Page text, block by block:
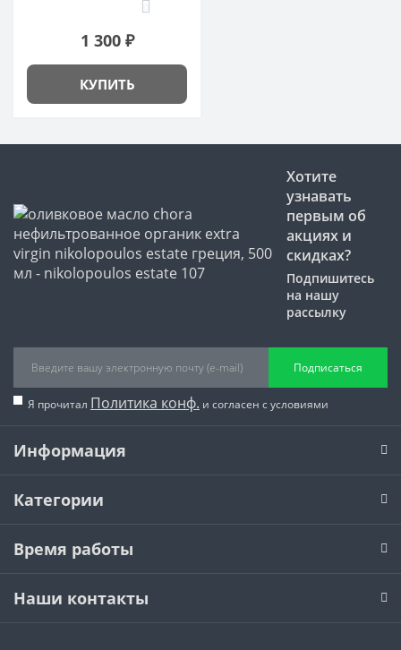
1 300 ₽
КУПИТЬ
Хотите
узнавать
первым об
акциях и
скидках?
Подпишитесь
на нашу
рассылку
Подписаться
Я прочитал Политика конф. и согласен с условиями
Информация
Категории
Время работы
Наши контакты